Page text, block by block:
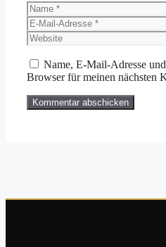
Name
Name, E-Mail-Adresse
Browser für meinen nächsten